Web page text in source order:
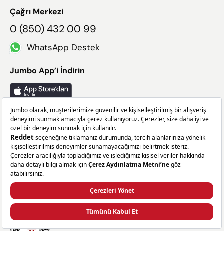
Çağrı Merkezi
0 (850) 432 00 99
WhatsApp Destek
Jumbo App’i İndirin
Takip Edin
Facebook
X